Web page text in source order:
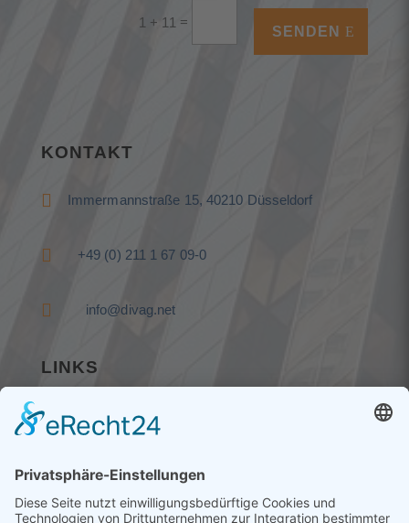
1 + 11 =
SENDEN
KONTAKT
 Immermannstraße 15, 40210 Düsseldorf
 +49 (0) 211 1 67 09-0
 info@divag.net
LINKS
Datenschutz